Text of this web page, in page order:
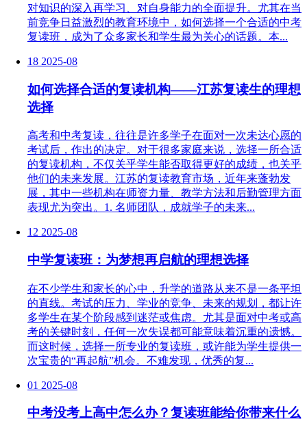
对知识的深入再学习、对自身能力的全面提升。尤其在当
前竞争日益激烈的教育环境中，如何选择一个合适的中考
复读班，成为了众多家长和学生最为关心的话题。本...
18 2025-08
如何选择合适的复读机构——江苏复读生的理想
选择
高考和中考复读，往往是许多学子在面对一次未达心愿的
考试后，作出的决定。对于很多家庭来说，选择一所合适
的复读机构，不仅关乎学生能否取得更好的成绩，也关乎
他们的未来发展。江苏的复读教育市场，近年来蓬勃发
展，其中一些机构在师资力量、教学方法和后勤管理方面
表现尤为突出。1. 名师团队，成就学子的未来...
12 2025-08
中学复读班：为梦想再启航的理想选择
在不少学生和家长的心中，升学的道路从来不是一条平坦
的直线。考试的压力、学业的竞争、未来的规划，都让许
多学生在某个阶段感到迷茫或焦虑。尤其是面对中考或高
考的关键时刻，任何一次失误都可能意味着沉重的遗憾。
而这时候，选择一所专业的复读班，或许能为学生提供一
次宝贵的“再起航”机会。不难发现，优秀的复...
01 2025-08
中考没考上高中怎么办？复读班能给你带来什么